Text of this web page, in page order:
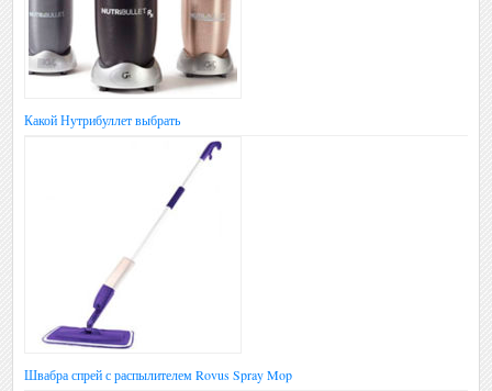
Какой Нутрибуллет выбрать
Швабра спрей с распылителем Rovus Spray Mop